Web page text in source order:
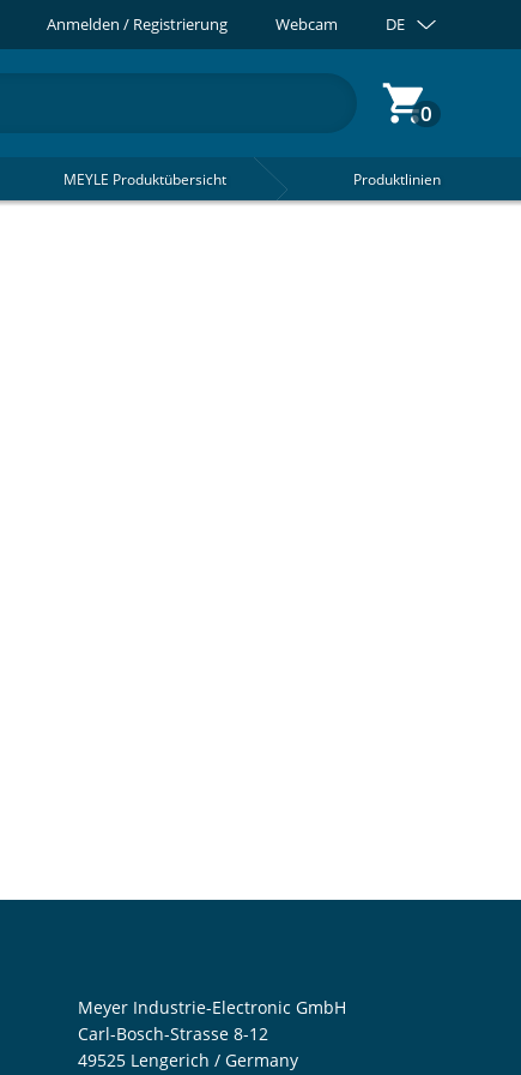
Anmelden / Registrierung Webcam DE
0
Produktlinien
MEYLE Produktübersicht
Meyer Industrie-Electronic GmbH
Carl-Bosch-Strasse 8-12
49525 Lengerich / Germany